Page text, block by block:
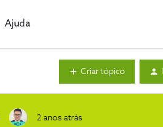
Ajuda
Criar tópico
2 anos atrás